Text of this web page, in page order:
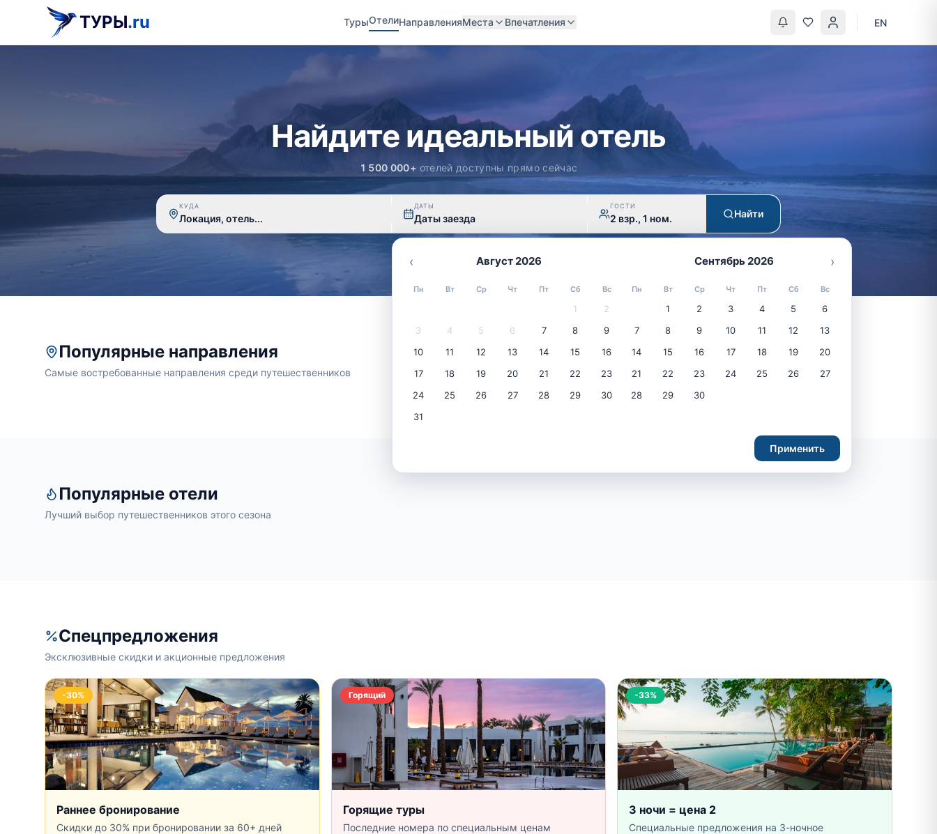
ТУРЫ.ru ТурыОтелиНаправленияМеста Впечатления EN
Найдите идеальный отель
1 500 000+ отелей доступны прямо сейчас
КУДА
Локация, отель...
ДАТЫ
Даты заезда
ГОСТИ
2 взр., 1 ном. Найти
Популярные направления
Самые востребованные направления среди путешественников
Популярные отели
Лучший выбор путешественников этого сезона
Спецпредложения
Эксклюзивные скидки и акционные предложения
-30%
Раннее бронирование
Скидки до 30% при бронировании за 60+ дней
Горящий
Горящие туры
Последние номера по специальным ценам
-33%
3 ночи = цена 2
Специальные предложения на 3-ночное
‹ Август 2026
Пн Вт Ср Чт Пт Сб Вс
1
2
3
4 5 6 7 8
9
10
11 12 13 14 15
16
17
18 19 20 21 22
23
24
25 26 27 28 29
30
31
Сентябрь 2026 ›
Пн Вт Ср Чт Пт Сб Вс
1 2 3 4 5
6
7
8 9 10 11 12
13
14
15 16 17 18 19
20
21
22 23 24 25 26
27
28
29 30
Применить